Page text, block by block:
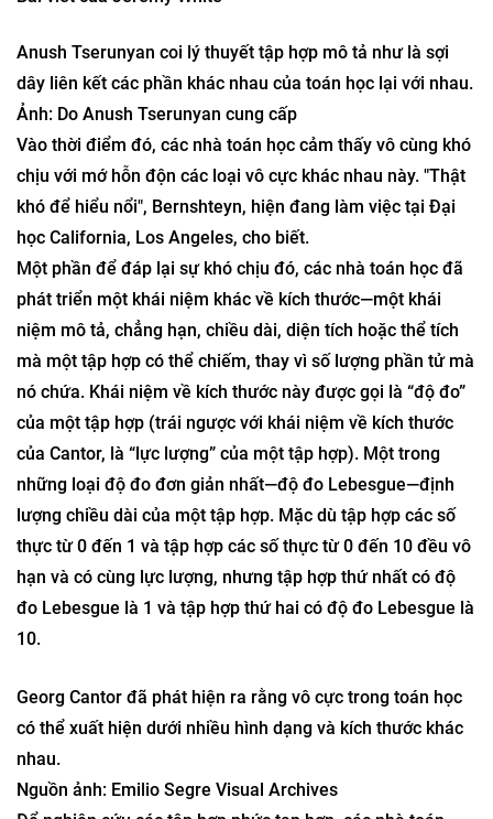
Bài viết củaJeremy White
Anush Tserunyan coi lý thuyết tập hợp mô tả như là sợi
dây liên kết các phần khác nhau của toán học lại với nhau.
Ảnh: Do Anush Tserunyan cung cấp
Vào thời điểm đó, các nhà toán học cảm thấy vô cùng khó
chịu với mớ hỗn độn các loại vô cực khác nhau này. "Thật
khó để hiểu nổi", Bernshteyn, hiện đang làm việc tại Đại
học California, Los Angeles, cho biết.
Một phần để đáp lại sự khó chịu đó, các nhà toán học đã
phát triển một khái niệm khác về kích thước—một khái
niệm mô tả, chẳng hạn, chiều dài, diện tích hoặc thể tích
mà một tập hợp có thể chiếm, thay vì số lượng phần tử mà
nó chứa. Khái niệm về kích thước này được gọi là “độ đo”
của một tập hợp (trái ngược với khái niệm về kích thước
của Cantor, là “lực lượng” của một tập hợp). Một trong
những loại độ đo đơn giản nhất—độ đo Lebesgue—định
lượng chiều dài của một tập hợp. Mặc dù tập hợp các số
thực từ 0 đến 1 và tập hợp các số thực từ 0 đến 10 đều vô
đo Lebesgue là 1 và tập hợp thứ hai có độ đo Lebesgue là
10.
Georg Cantor đã phát hiện ra rằng vô cực trong toán học